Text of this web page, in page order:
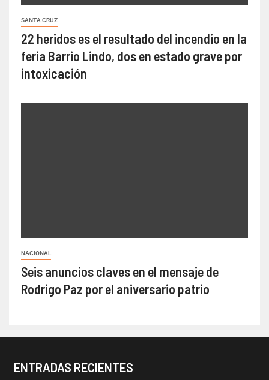
SANTA CRUZ
22 heridos es el resultado del incendio en la
feria Barrio Lindo, dos en estado grave por
intoxicación
NACIONAL
Seis anuncios claves en el mensaje de
Rodrigo Paz por el aniversario patrio
ENTRADAS RECIENTES